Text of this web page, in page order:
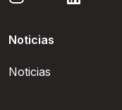
Noticias
Noticias